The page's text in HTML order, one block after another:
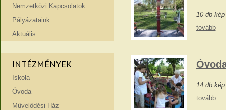
Nemzetközi Kapcsolatok
Pályázataink
Aktuális
INTÉZMÉNYEK
Iskola
Óvoda
Művelődési Ház
10 db kép
tovább
14 db kép
tovább